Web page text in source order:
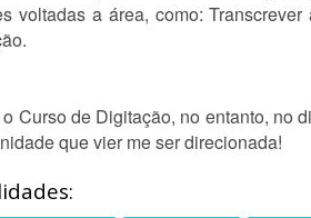
voltadas a área, como:
Curso de Digitação, no entanto, no
que vier me ser direcionada!